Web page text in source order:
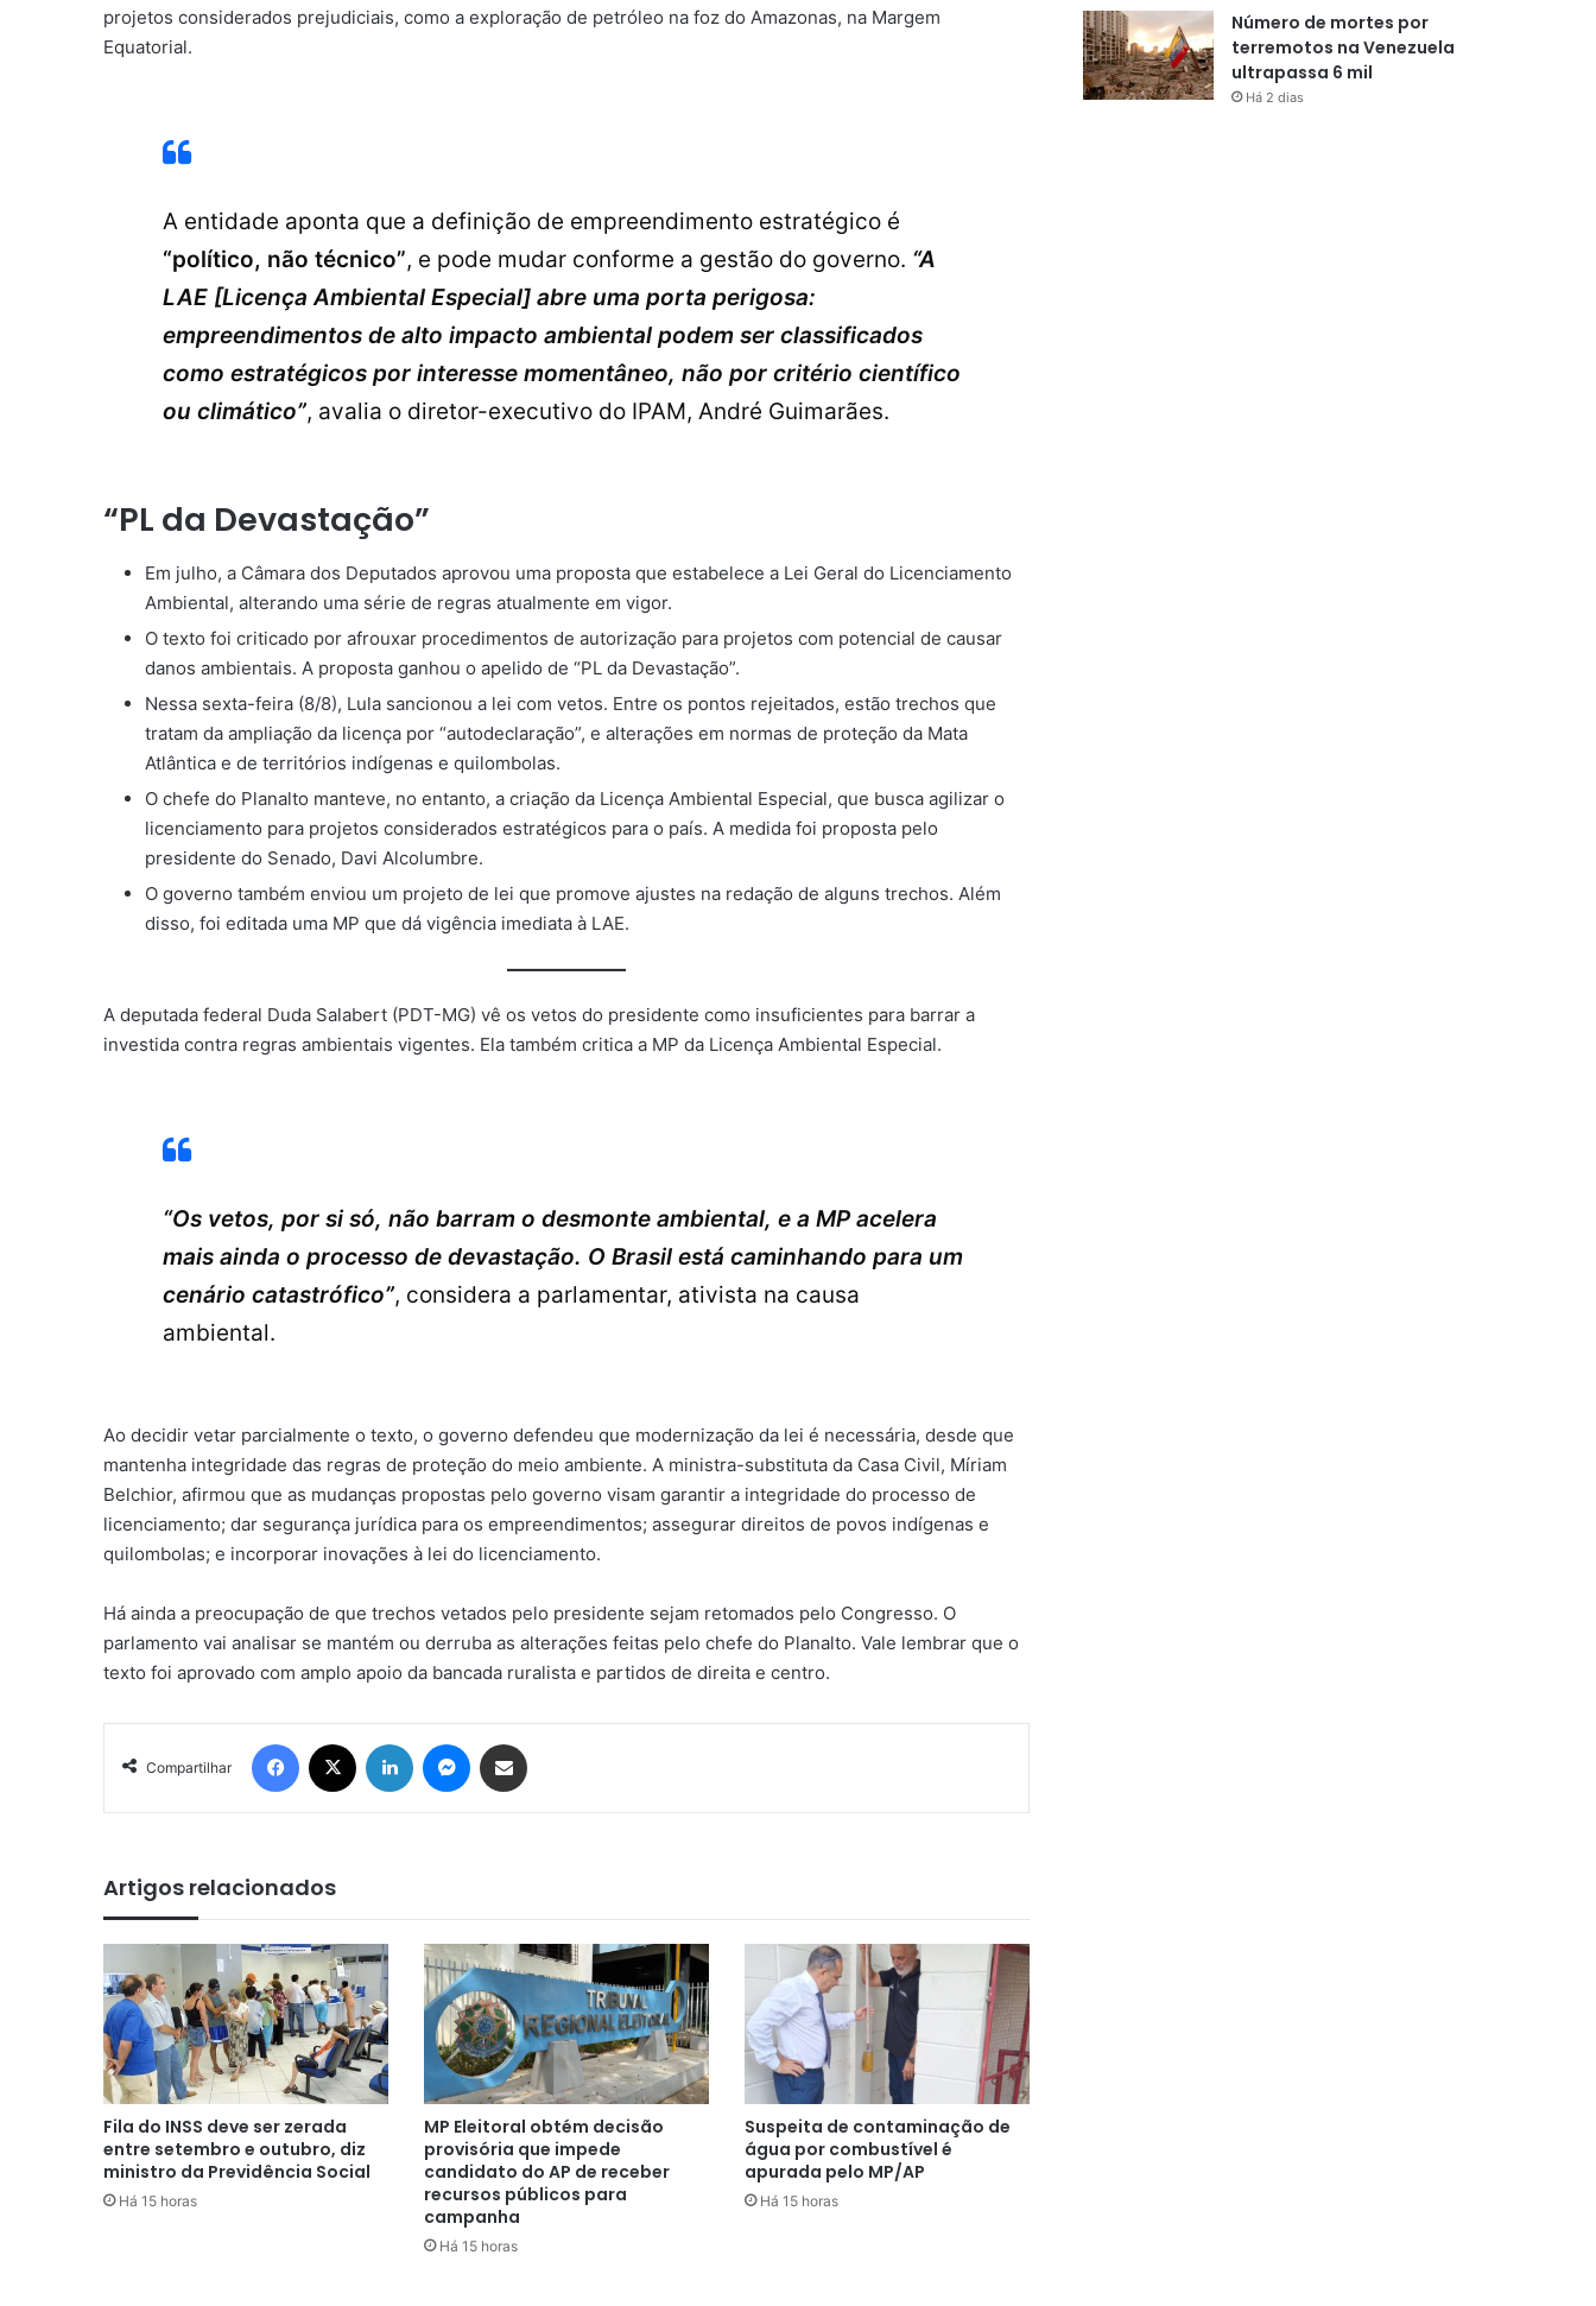
projetos considerados prejudiciais, como a exploração de petróleo na foz do Amazonas, na Margem
Equatorial.
A entidade aponta que a definição de empreendimento estratégico é
“político, não técnico”, e pode mudar conforme a gestão do governo. “A
LAE [Licença Ambiental Especial] abre uma porta perigosa:
empreendimentos de alto impacto ambiental podem ser classificados
como estratégicos por interesse momentâneo, não por critério científico
ou climático”, avalia o diretor-executivo do IPAM, André Guimarães.
“PL da Devastação”
Em julho, a Câmara dos Deputados aprovou uma proposta que estabelece a Lei Geral do Licenciamento
Ambiental, alterando uma série de regras atualmente em vigor.
O texto foi criticado por afrouxar procedimentos de autorização para projetos com potencial de causar
danos ambientais. A proposta ganhou o apelido de “PL da Devastação”.
Nessa sexta-feira (8/8), Lula sancionou a lei com vetos. Entre os pontos rejeitados, estão trechos que
tratam da ampliação da licença por “autodeclaração”, e alterações em normas de proteção da Mata
Atlântica e de territórios indígenas e quilombolas.
O chefe do Planalto manteve, no entanto, a criação da Licença Ambiental Especial, que busca agilizar o
licenciamento para projetos considerados estratégicos para o país. A medida foi proposta pelo
presidente do Senado, Davi Alcolumbre.
O governo também enviou um projeto de lei que promove ajustes na redação de alguns trechos. Além
disso, foi editada uma MP que dá vigência imediata à LAE.
A deputada federal Duda Salabert (PDT-MG) vê os vetos do presidente como insuficientes para barrar a
investida contra regras ambientais vigentes. Ela também critica a MP da Licença Ambiental Especial.
“Os vetos, por si só, não barram o desmonte ambiental, e a MP acelera
mais ainda o processo de devastação. O Brasil está caminhando para um
cenário catastrófico”, considera a parlamentar, ativista na causa
ambiental.
Ao decidir vetar parcialmente o texto, o governo defendeu que modernização da lei é necessária, desde que
mantenha integridade das regras de proteção do meio ambiente. A ministra-substituta da Casa Civil, Míriam
Belchior, afirmou que as mudanças propostas pelo governo visam garantir a integridade do processo de
licenciamento; dar segurança jurídica para os empreendimentos; assegurar direitos de povos indígenas e
quilombolas; e incorporar inovações à lei do licenciamento.
Há ainda a preocupação de que trechos vetados pelo presidente sejam retomados pelo Congresso. O
parlamento vai analisar se mantém ou derruba as alterações feitas pelo chefe do Planalto. Vale lembrar que o
texto foi aprovado com amplo apoio da bancada ruralista e partidos de direita e centro.
Compartilhar
Facebook Linkedin Messenger
Artigos relacionados
Fila do INSS deve ser zerada
entre setembro e outubro, diz
ministro da Previdência Social
Há 15 horas
MP Eleitoral obtém decisão
provisória que impede
candidato do AP de receber
recursos públicos para
campanha
Há 15 horas
Suspeita de contaminação de
água por combustível é
apurada pelo MP/AP
Há 15 horas
Número de mortes por
terremotos na Venezuela
ultrapassa 6 mil
Há 2 dias